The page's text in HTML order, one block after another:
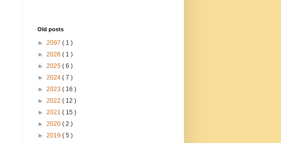
Old posts
► 2097 ( 1 )
► 2026 ( 1 )
► 2025 ( 6 )
► 2024 ( 7 )
► 2023 ( 16 )
► 2022 ( 12 )
► 2021 ( 15 )
► 2020 ( 2 )
► 2019 ( 5 )